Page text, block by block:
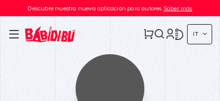
Descubre nuestra nueva aplicación para autores Saber más
IT